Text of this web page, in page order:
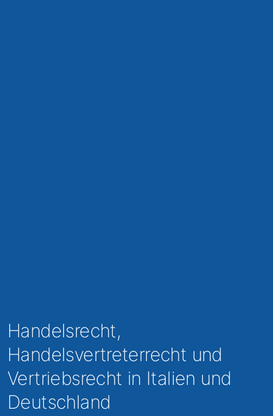
Handelsrecht,
Handelsvertreterrecht und
Vertriebsrecht in Italien und
Deutschland